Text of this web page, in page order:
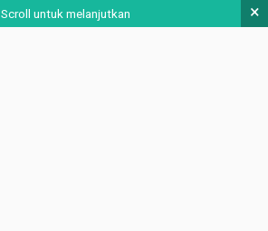
Scroll untuk melanjutkan ×